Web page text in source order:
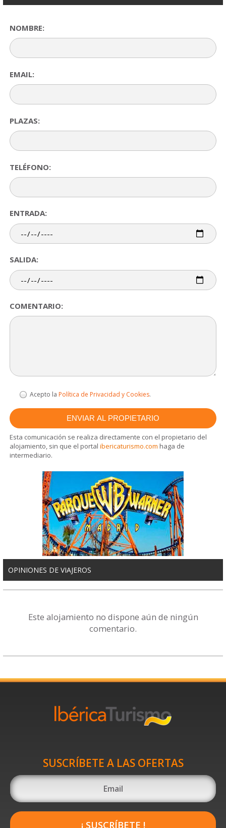
NOMBRE:
EMAIL:
PLAZAS:
TELÉFONO:
ENTRADA:
SALIDA:
COMENTARIO:
Acepto la Política de Privacidad y Cookies.
Esta comunicación se realiza directamente con el propietario del
alojamiento, sin que el portalibericaturismo.com haga de
intermediario.
OPINIONES DE VIAJEROS
Este alojamiento no dispone aún de ningún
comentario.
SUSCRÍBETE A LAS OFERTAS
¡ SUSCRÍBETE !